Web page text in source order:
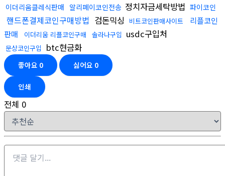
이더리움클레식판매 알리페이코인전송 정치자금세탁방법 파이코인
핸드폰결제코인구매방법 검돈믹싱 비트코인판매사이트
리플코인
판매
이더리움 리플코인구매 솔라나구입 usdc구입처
문상코인구입 btc현금화
좋아요 0 싫어요 0
인쇄
전체 0